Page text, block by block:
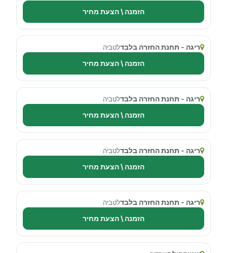
הזמנה \ הצעת מחיר
ריגה - תחנת החזרה בלבדלטביה
הזמנה \ הצעת מחיר
ריגה - תחנת החזרה בלבדלטביה
הזמנה \ הצעת מחיר
ריגה - תחנת החזרה בלבדלטביה
הזמנה \ הצעת מחיר
ריגה - תחנת החזרה בלבדלטביה
הזמנה \ הצעת מחיר